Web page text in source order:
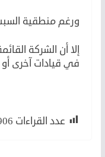
ورغم منطقية
إلا أن الشركة
في قيادات آخرى
عدد القراءات